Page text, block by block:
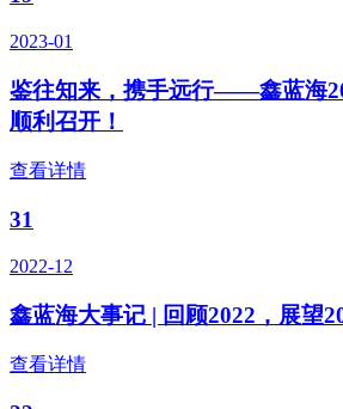
2023-01
鉴往知来，携手远行——鑫蓝海
顺利召开！
查看详情
31
2022-12
鑫蓝海大事记 | 回顾2022，展望
查看详情